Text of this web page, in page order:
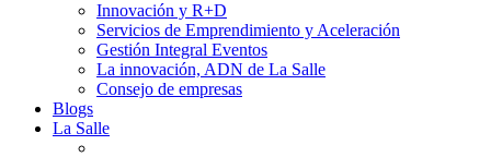
Innovación y R+D
Servicios de Emprendimiento y Aceleración
Gestión Integral Eventos
La innovación, ADN de La Salle
Consejo de empresas
Blogs
La Salle